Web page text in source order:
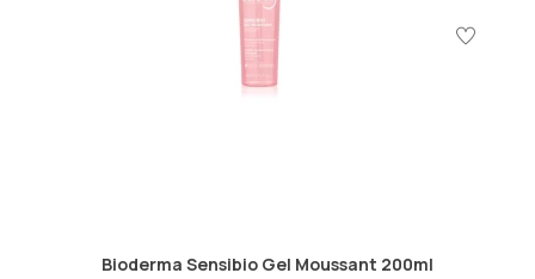
Bioderma Sensibio Gel Moussant 200ml